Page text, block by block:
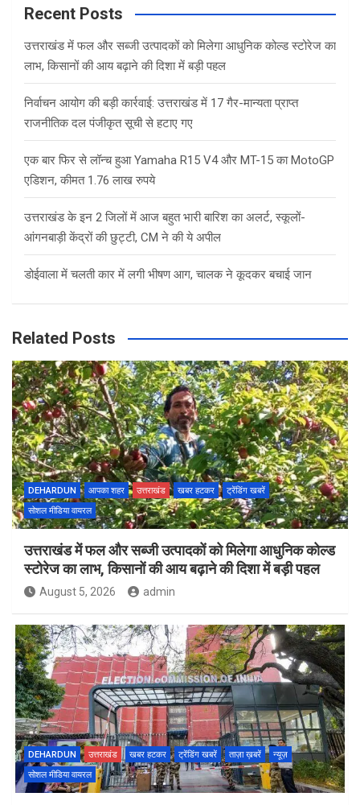
c
Recent Posts
उत्तराखंड में फल और सब्जी उत्पादकों को मिलेगा आधुनिक कोल्ड स्टोरेज का
लाभ, किसानों की आय बढ़ाने की दिशा में बड़ी पहल
निर्वाचन आयोग की बड़ी कार्रवाई: उत्तराखंड में 17 गैर-मान्यता प्राप्त
राजनीतिक दल पंजीकृत सूची से हटाए गए
एक बार फिर से लॉन्च हुआ Yamaha R15 V4 और MT-15 का MotoGP
एडिशन, कीमत 1.76 लाख रुपये
उत्तराखंड के इन 2 जिलों में आज बहुत भारी बारिश का अलर्ट, स्कूलों-
आंगनबाड़ी केंद्रों की छुट्टी, CM ने की ये अपील
डोईवाला में चलती कार में लगी भीषण आग, चालक ने कूदकर बचाई जान
Related Posts
DEHARDUN आपका शहर उत्तराखंड खबर हटकर
ट्रेंडिंग खबरें
सोशल मीडिया वायरल
उत्तराखंड में फल और सब्जी उत्पादकों को मिलेगा आधुनिक कोल्ड
स्टोरेज का लाभ, किसानों की आय बढ़ाने की दिशा में बड़ी पहल
August 5, 2026 admin
DEHARDUN उत्तराखंड खबर हटकर ट्रेंडिंग खबरें ताज़ा ख़बरें
न्यूज़
सोशल मीडिया वायरल